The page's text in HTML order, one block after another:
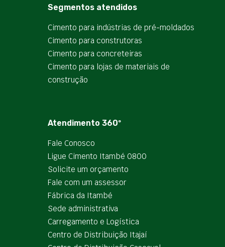
Segmentos atendidos
Cimento para indústrias de pré-moldados
Cimento para construtoras
Cimento para concreteiras
Cimento para lojas de materiais de
construção
Atendimento 360º
Fale Conosco
Ligue Cimento Itambé 0800
Solicite um orçamento
Fale com um assessor
Fábrica da Itambé
Sede administrativa
Carregamento e Logística
Centro de Distribuição Itajaí